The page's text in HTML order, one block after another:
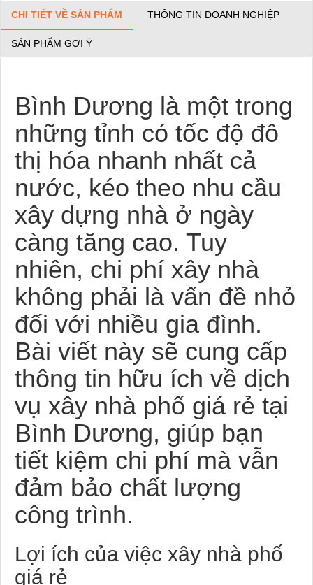
CHI TIẾT VỀ SẢN PHẨM THÔNG TIN DOANH NGHIỆP
SẢN PHẨM GỢI Ý
Bình Dương là một trong
những tỉnh có tốc độ đô
thị hóa nhanh nhất cả
nước, kéo theo nhu cầu
xây dựng nhà ở ngày
càng tăng cao. Tuy
nhiên, chi phí xây nhà
không phải là vấn đề nhỏ
đối với nhiều gia đình.
Bài viết này sẽ cung cấp
thông tin hữu ích về dịch
vụ xây nhà phố giá rẻ tại
Bình Dương, giúp bạn
tiết kiệm chi phí mà vẫn
đảm bảo chất lượng
công trình.
Lợi ích của việc xây nhà phố
giá rẻ